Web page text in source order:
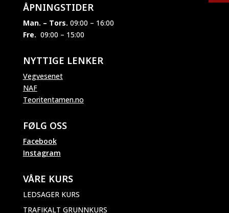
ÅPNINGSTIDER
Man. – Tors. 09:00 – 16:00
Fre. 09:00 – 15:00
NYTTIGE LENKER
Vegvesenet
NAF
Teoritentamen.no
FØLG OSS
Facebook
Instagram
VÅRE KURS
LEDSAGER KURS
TRAFIKALT GRUNNKURS